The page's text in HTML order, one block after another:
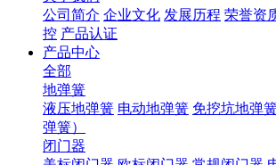
公司简介 企业文化 发展历程 荣誉资
控 产品认证
产品中心
全部
地弹簧
液压地弹簧 电动地弹簧 免挖坑地弹
弹簧）
闭门器